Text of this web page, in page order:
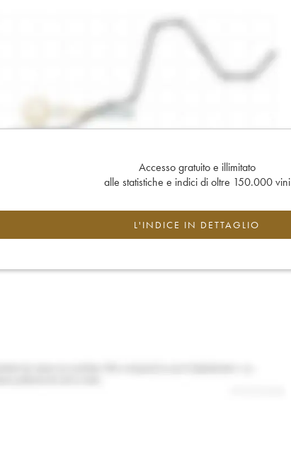
Accesso gratuito e illimitato
alle statistiche e indici di oltre 150.000 vini
L'INDICE IN DETTAGLIO